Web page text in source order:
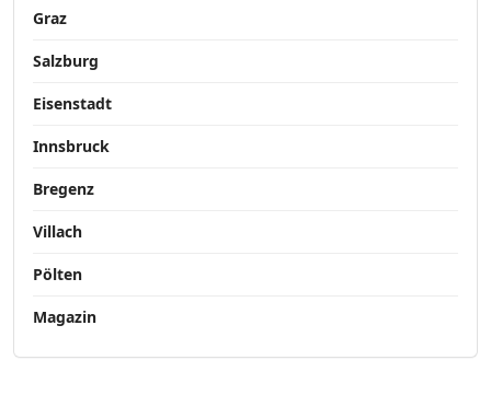
Graz
Salzburg
Eisenstadt
Innsbruck
Bregenz
Villach
Pölten
Magazin